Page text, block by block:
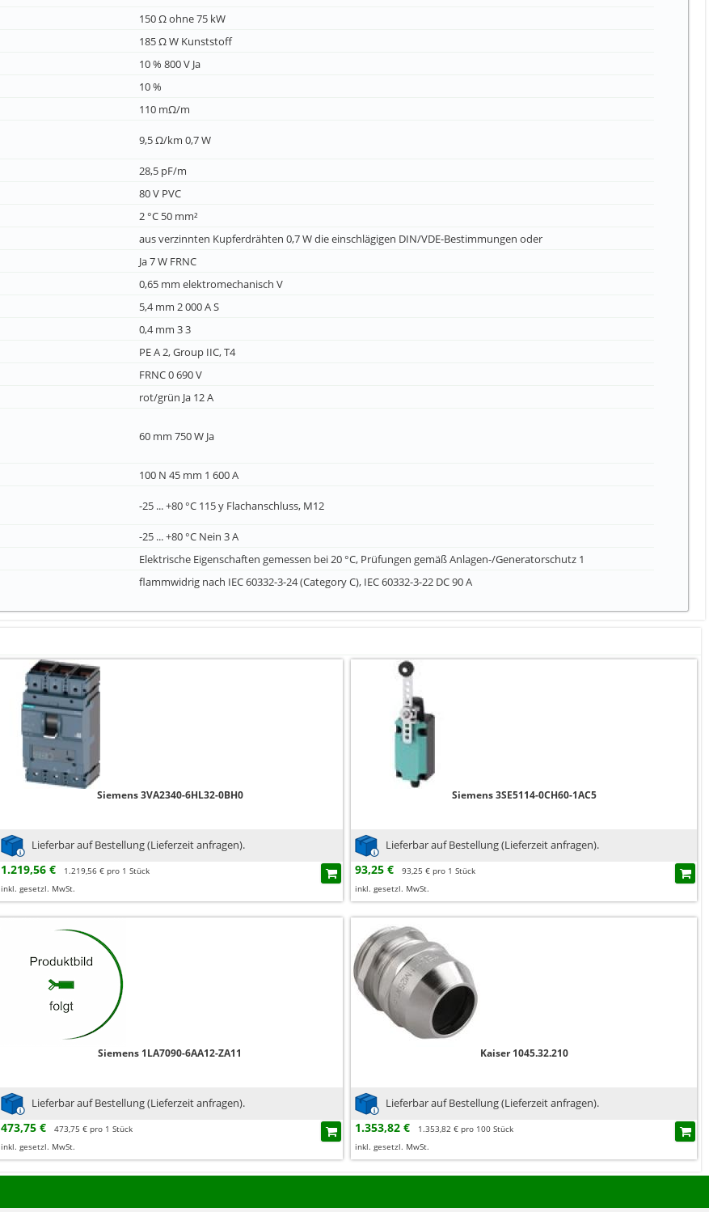
150 Ω ohne 75 kW
185 Ω W Kunststoff
10 % 800 V Ja
10 %
110 mΩ/m
9,5 Ω/km 0,7 W
28,5 pF/m
80 V PVC
2 °C 50 mm²
aus verzinnten Kupferdrähten 0,7 W die einschlägigen DIN/VDE-Bestimmungen oder
Ja 7 W FRNC
0,65 mm elektromechanisch V
5,4 mm 2 000 A S
0,4 mm 3 3
PE A 2, Group IIC, T4
FRNC 0 690 V
rot/grün Ja 12 A
60 mm 750 W Ja
100 N 45 mm 1 600 A
-25 ... +80 °C 115 y Flachanschluss, M12
-25 ... +80 °C Nein 3 A
Elektrische Eigenschaften gemessen bei 20 °C, Prüfungen gemäß Anlagen-/Generatorschutz 1
flammwidrig nach IEC 60332-3-24 (Category C), IEC 60332-3-22 DC 90 A
Siemens 3VA2340-6HL32-0BH0
Lieferbar auf Bestellung (Lieferzeit anfragen).
1.219,56 €
1.219,56 € pro 1 Stück
inkl. gesetzl. MwSt.
Siemens 3SE5114-0CH60-1AC5
Lieferbar auf Bestellung (Lieferzeit anfragen).
93,25 €
93,25 € pro 1 Stück
inkl. gesetzl. MwSt.
Siemens 1LA7090-6AA12-ZA11
Lieferbar auf Bestellung (Lieferzeit anfragen).
473,75 €
473,75 € pro 1 Stück
inkl. gesetzl. MwSt.
Kaiser 1045.32.210
Lieferbar auf Bestellung (Lieferzeit anfragen).
1.353,82 €
1.353,82 € pro 100 Stück
inkl. gesetzl. MwSt.